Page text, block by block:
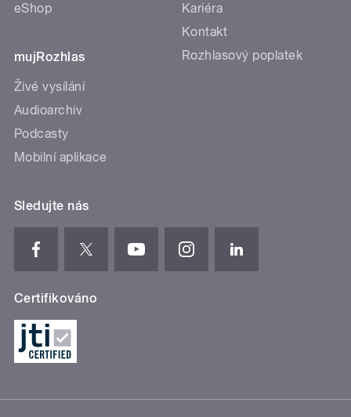
eShop
mujRozhlas
Živé vysílání
Audioarchiv
Podcasty
Mobilní aplikace
Kariéra
Kontakt
Rozhlasový poplatek
Sledujte nás
Certifikováno